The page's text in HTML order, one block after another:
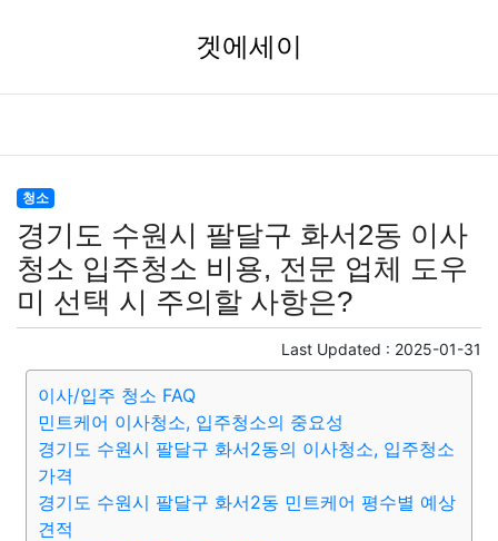
겟에세이
청소
경기도 수원시 팔달구 화서2동 이사
청소 입주청소 비용, 전문 업체 도우
미 선택 시 주의할 사항은?
Last Updated : 2025-01-31
이사/입주 청소 FAQ
민트케어 이사청소, 입주청소의 중요성
경기도 수원시 팔달구 화서2동의 이사청소, 입주청소
가격
경기도 수원시 팔달구 화서2동 민트케어 평수별 예상
견적